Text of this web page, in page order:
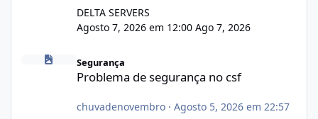
DELTA SERVERS
Agosto 7, 2026 em 12:00 Ago 7, 2026
Problema de segurança no csf
Segurança
Problema de segurança no csf
chuvadenovembro· Agosto 5, 2026 em 22:57